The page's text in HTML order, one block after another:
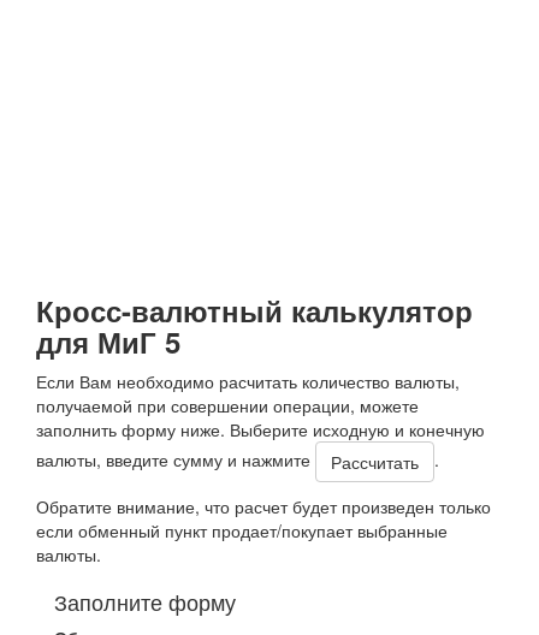
Кросс-валютный калькулятор
для МиГ 5
Если Вам необходимо расчитать количество валюты,
получаемой при совершении операции, можете
заполнить форму ниже. Выберите исходную и конечную
валюты, введите сумму и нажмите
.
Обратите внимание, что расчет будет произведен только
если обменный пункт продает/покупает выбранные
валюты.
Заполните форму